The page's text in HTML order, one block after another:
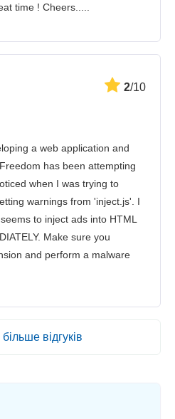
time ! Cheers.....
2/10
a web application and
has been attempting
when I was trying to
warnings from 'inject.js'. I
to inject ads into HTML
Make sure you
and perform a malware
відгуків